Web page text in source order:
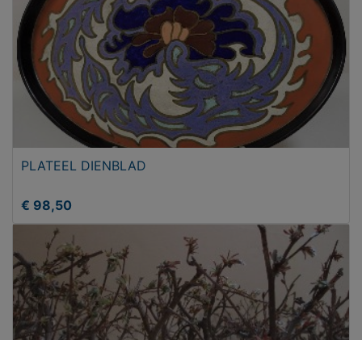
PLATEEL DIENBLAD
€ 98,50